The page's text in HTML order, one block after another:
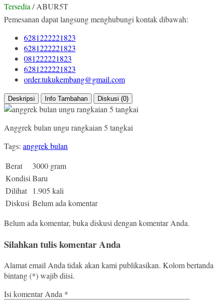
Tersedia / ABUR5T
Pemesanan dapat langsung menghubungi kontak dibawah:
6281222221823
6281222221823
081222221823
6281222221823
order.tukukembang@gmail.com
Deskripsi Info Tambahan Diskusi (0)
Anggrek bulan ungu rangkaian 5 tangkai
Tags: anggrek bulan
Berat
3000 gram
Kondisi Baru
Dilihat
1.905 kali
Diskusi Belum ada komentar
Belum ada komentar, buka diskusi dengan komentar Anda.
Silahkan tulis komentar Anda
Alamat email Anda tidak akan kami publikasikan. Kolom bertanda
bintang (*) wajib diisi.
Isi komentar Anda *